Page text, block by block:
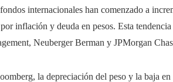
internacionales han comenzado a
inflación y deuda en pesos. Esta
Neuberger Berman y JPMorgan
la depreciación del peso y la baja